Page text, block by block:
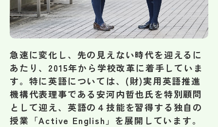
特集
NettyLandかわら版
その他
お問い合わせ
個人情報保護方針
急速に変化し、先の見えない時代を迎えるに
あたり、2015年から学校改革に着手していま
す。特に英語については、(財)実用英語推進
機構代表理事である安河内哲也氏を特別顧問
として迎え、英語の４技能を習得する独自の
授業「Active English」を展開しています。